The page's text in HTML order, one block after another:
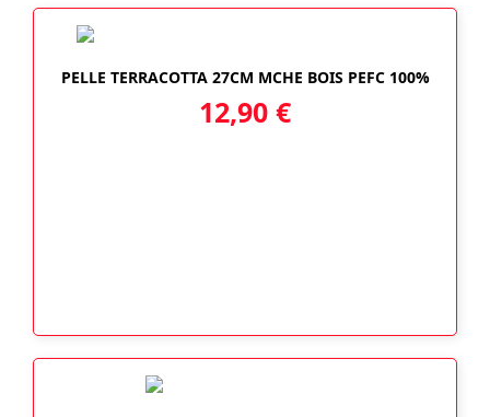
PELLE TERRACOTTA 27CM MCHE BOIS PEFC 100%
12,90 €